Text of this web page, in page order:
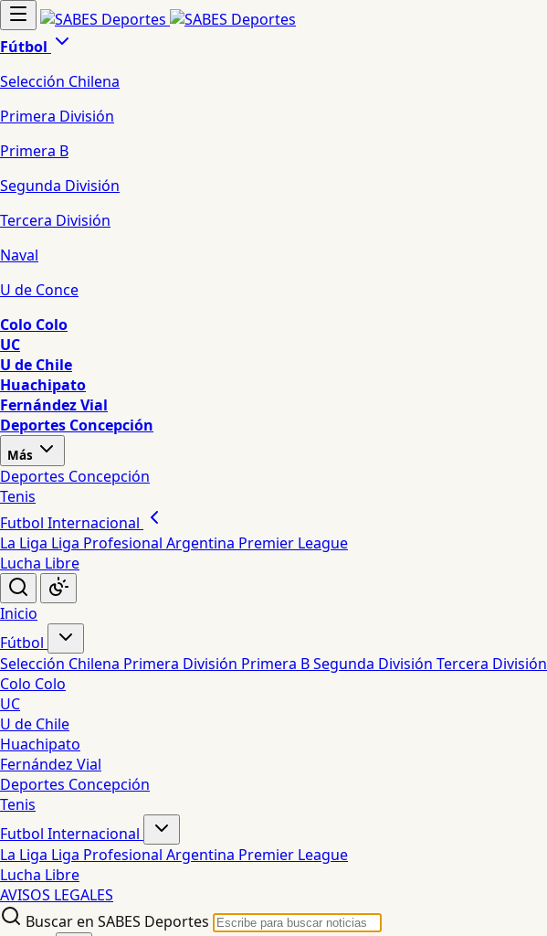
Fútbol
Selección Chilena
Primera División
Primera B
Segunda División
Tercera División
Naval
U de Conce
Colo Colo
UC
U de Chile
Huachipato
Fernández Vial
Deportes Concepción
Más
Deportes Concepción
Tenis
Futbol Internacional
La Liga Liga Profesional Argentina Premier League
Lucha Libre
Inicio
Fútbol
Selección Chilena Primera División Primera BSegunda División Tercera División
Colo Colo
UC
U de Chile
Huachipato
Fernández Vial
Deportes Concepción
Tenis
Futbol Internacional
La Liga Liga Profesional Argentina Premier League
Lucha Libre
AVISOS LEGALES
Buscar en SABES Deportes